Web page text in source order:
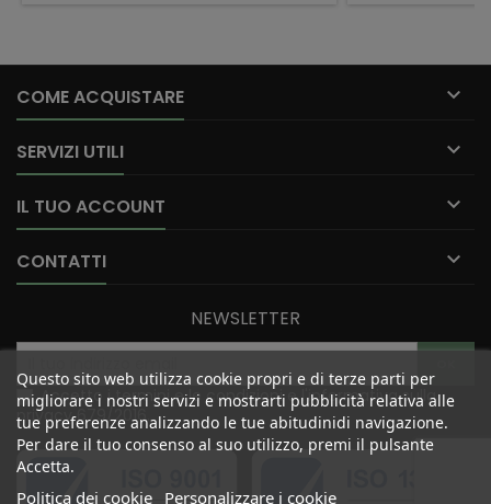
COME ACQUISTARE 
SERVIZI UTILI 
IL TUO ACCOUNT 
CONTATTI 
Questo sito web utilizza cookie propri e di terze parti per
migliorare i nostri servizi e mostrarti pubblicità relativa alle
tue preferenze analizzando le tue abitudinidi navigazione.
Per dare il tuo consenso al suo utilizzo, premi il pulsante
Accetta.
Politica dei cookie Personalizzare i cookie
NEWSLETTER
Accetto i termini e le condizioni e l'informativa sulla
privacy 679/2016.